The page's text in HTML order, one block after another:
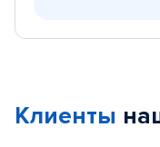
Клиенты